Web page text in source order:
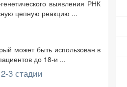
выявления РНК
цепную реакцию ...
может быть использован в
до 18-и ...
3 стадии